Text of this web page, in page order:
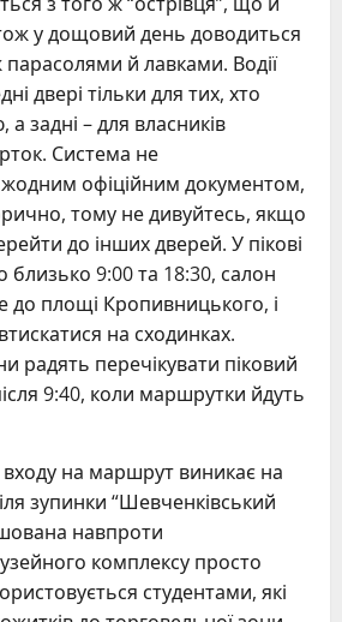
у дощовий день доводиться
й лавками. Водії
двері тільки для тих, хто
а задні – для власників
Система не
офіційним документом,
тому не дивуйтесь, якщо
до інших дверей. У пікові
близько 9:00 та 18:30, салон
до площі Кропивницького, і
на сходинках.
радять перечікувати піковий
9:40, коли маршрутки йдуть
на маршрут виникає на
зупинки “Шевченківський
навпроти
комплексу просто
студентами, які